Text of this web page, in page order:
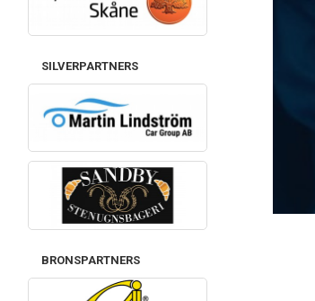
SILVERPARTNERS
BRONSPARTNERS